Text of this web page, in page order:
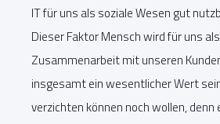
IT für uns als soziale Wesen gut
Dieser Faktor Mensch wird für uns
Zusammenarbeit mit unseren
insgesamt ein wesentlicher Wert
verzichten können noch wollen, denn